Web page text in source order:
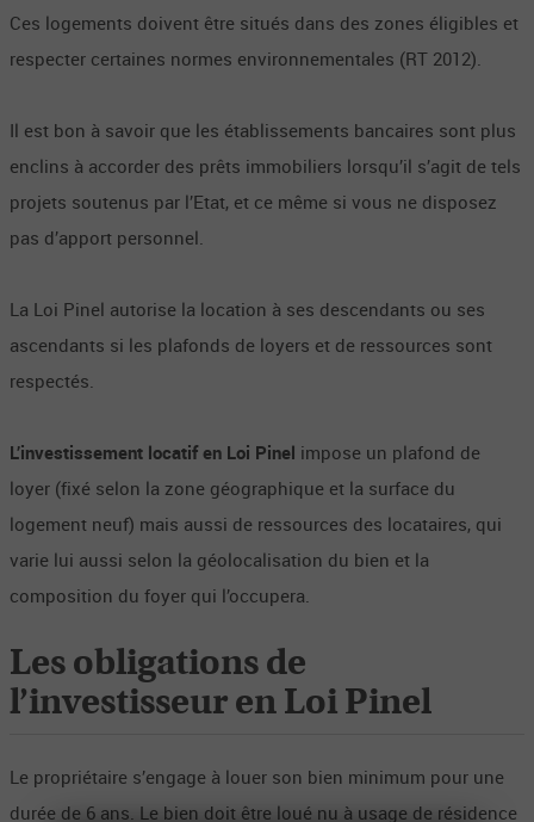
Ces logements doivent être situés dans des zones éligibles et
respecter certaines normes environnementales (RT 2012).
Il est bon à savoir que les établissements bancaires sont plus
enclins à accorder des prêts immobiliers lorsqu’il s’agit de tels
projets soutenus par l’Etat, et ce même si vous ne disposez
pas d’apport personnel.
La Loi Pinel autorise la location à ses descendants ou ses
ascendants si les plafonds de loyers et de ressources sont
respectés.
L’investissement locatif en Loi Pinel impose un plafond de
loyer (fixé selon la zone géographique et la surface du
logement neuf) mais aussi de ressources des locataires, qui
varie lui aussi selon la géolocalisation du bien et la
composition du foyer qui l’occupera.
Les obligations de
l’investisseur en Loi Pinel
Le propriétaire s’engage à louer son bien minimum pour une
durée de 6 ans. Le bien doit être loué nu à usage de résidence